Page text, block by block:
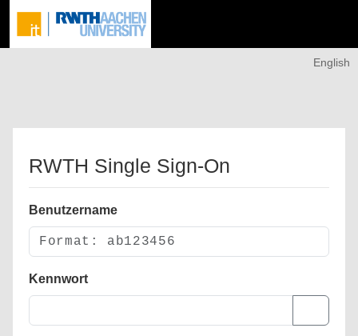
English
RWTH Single Sign-On
Benutzername
Kennwort